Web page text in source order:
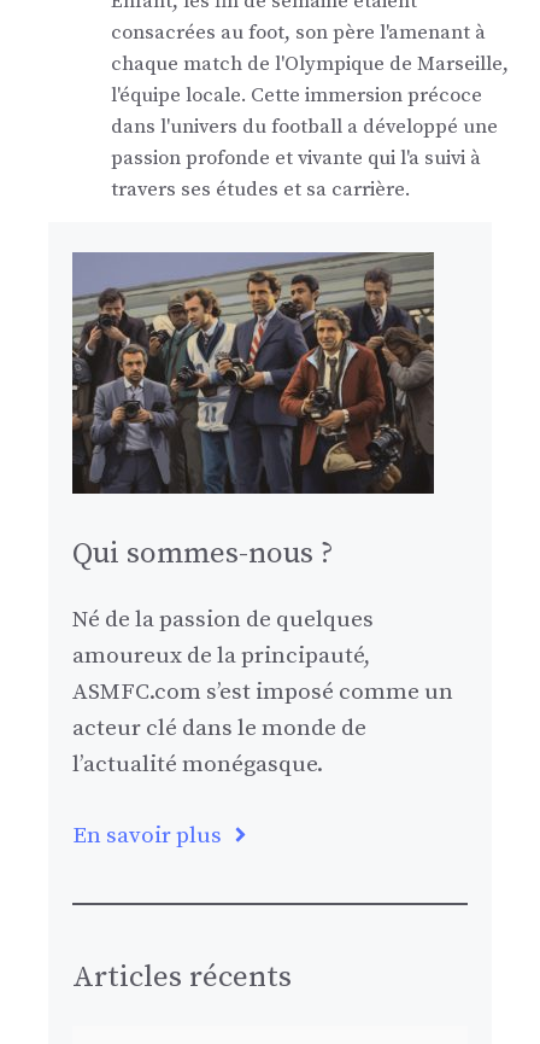
consacrées au foot, son père l'amenant à
chaque match de l'Olympique de Marseille,
l'équipe locale. Cette immersion précoce
dans l'univers du football a développé une
passion profonde et vivante qui l'a suivi à
travers ses études et sa carrière.
Qui sommes-nous ?
Né de la passion de quelques
amoureux de la principauté,
ASMFC.com s’est imposé comme un
acteur clé dans le monde de
l’actualité monégasque.
En savoir plus
Articles récents